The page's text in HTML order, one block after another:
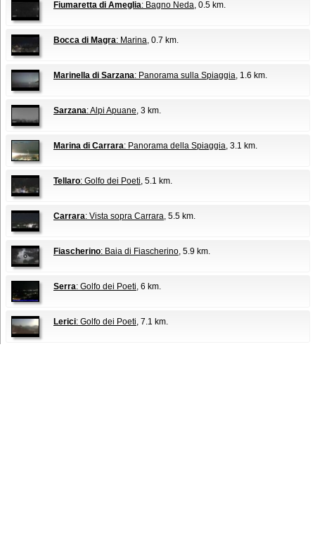
Fiumaretta di Ameglia: Bagno Neda, 0.5 km.
Bocca di Magra: Marina, 0.7 km.
Marinella di Sarzana: Panorama sulla Spiaggia, 1.6 km.
Sarzana: Alpi Apuane, 3 km.
Marina di Carrara: Panorama della Spiaggia, 3.1 km.
Tellaro: Golfo dei Poeti, 5.1 km.
Carrara: Vista sopra Carrara, 5.5 km.
Fiascherino: Baia di Fiascherino, 5.9 km.
Serra: Golfo dei Poeti, 6 km.
Lerici: Golfo dei Poeti, 7.1 km.